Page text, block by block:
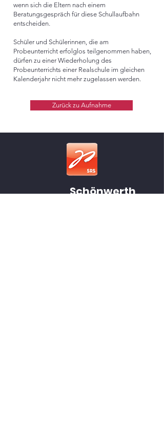
wenn sich die Eltern nach einem
Beratungsgespräch für diese Schullaufbahn
entscheiden.
Schüler und Schülerinnen, die am
Probeunterricht erfolglos teilgenommen haben,
dürfen zu einer Wiederholung des
Probeunterrichts einer Realschule im gleichen
Kalenderjahr nicht mehr zugelassen werden.
Zurück zu Aufnahme
Schönwerth